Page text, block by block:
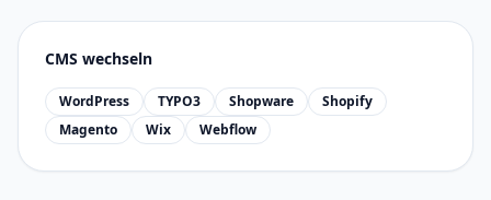
CMS wechseln
WordPress TYPO3 Shopware
Shopify
Magento
Wix Webflow